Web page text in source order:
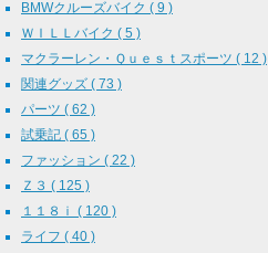
BMWクルーズバイク ( 9 )
ＷＩＬＬバイク ( 5 )
マクラーレン・Ｑｕｅｓｔスポーツ ( 12 )
関連グッズ ( 73 )
パーツ ( 62 )
試乗記 ( 65 )
ファッション ( 22 )
Ｚ３ ( 125 )
１１８ｉ ( 120 )
ライフ ( 40 )